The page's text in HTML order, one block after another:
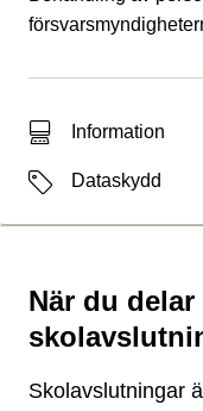
Typ av sökträff
Information
EtiketterDataskydd
När du
Typ av sida
Skolavslutningar